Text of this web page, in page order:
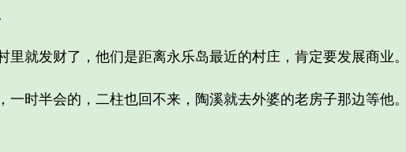
就发财了，他们是距离永乐岛最近的村庄，肯定要发展商业
时半会的，二柱也回不来，陶溪就去外婆的老房子那边等他